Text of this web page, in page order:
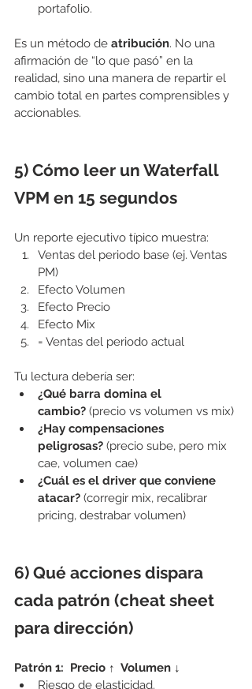
portafolio.
Es un método de atribución. No una
afirmación de “lo que pasó” en la
realidad, sino una manera de repartir el
cambio total en partes comprensibles y
accionables.
5) Cómo leer un Waterfall
VPM en 15 segundos
Un reporte ejecutivo típico muestra:
Ventas del periodo base (ej. Ventas
PM)
Efecto Volumen
Efecto Precio
Efecto Mix
= Ventas del periodo actual
Tu lectura debería ser:
¿Qué barra domina el
cambio? (precio vs volumen vs mix)
¿Hay compensaciones
peligrosas? (precio sube, pero mix
cae, volumen cae)
¿Cuál es el driver que conviene
atacar? (corregir mix, recalibrar
pricing, destrabar volumen)
6) Qué acciones dispara
cada patrón (cheat sheet
para dirección)
Patrón 1:  Precio ↑  Volumen ↓
Riesgo de elasticidad.